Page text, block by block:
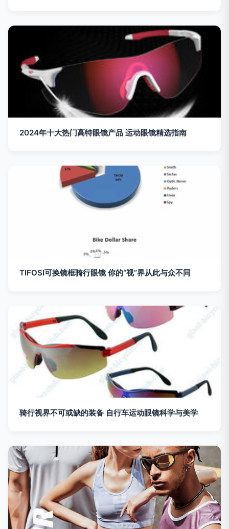
2024年十大热门高特眼镜产品 运动眼镜精选指南
TIFOSI可换镜框骑行眼镜 你的“视”界从此与众不同
骑行视界不可或缺的装备 自行车运动眼镜科学与美学